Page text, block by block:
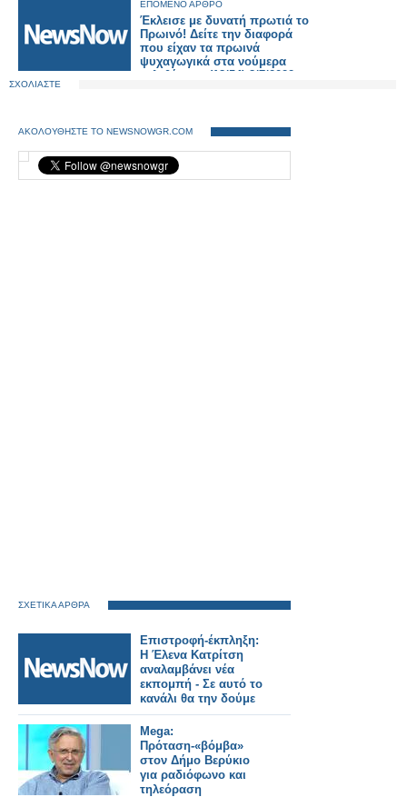
ΕΠΟΜΕΝΟ ΑΡΘΡΟ
Έκλεισε με δυνατή πρωτιά το
Πρωινό! Δείτε την διαφορά
που είχαν τα πρωινά
ψυχαγωγικά στα νούμερα
τηλεθέασης (18/54) 8/7/2022
ΣΧΟΛΙΑΣΤΕ
ΑΚΟΛΟΥΘΗΣΤΕ ΤΟ NEWSNOWGR.COM
ΣΧΕΤΙΚΑ ΑΡΘΡΑ
Επιστροφή-έκπληξη:
Η Έλενα Κατρίτση
αναλαμβάνει νέα
εκπομπή - Σε αυτό το
κανάλι θα την δούμε
Mega:
Πρόταση-«βόμβα»
στον Δήμο Βερύκιο
για ραδιόφωνο και
τηλεόραση